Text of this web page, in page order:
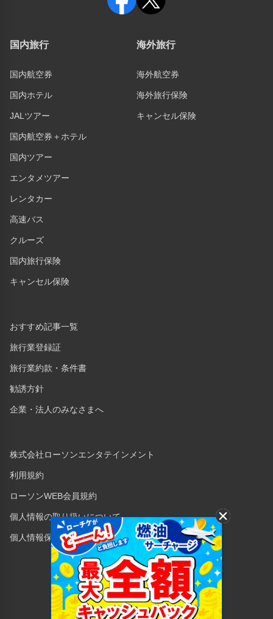
国内旅行
国内航空券
国内ホテル
JALツアー
国内航空券＋ホテル
国内ツアー
エンタメツアー
レンタカー
高速バス
クルーズ
国内旅行保険
キャンセル保険
海外旅行
海外航空券
海外旅行保険
キャンセル保険
おすすめ記事一覧
旅行業登録証
旅行業約款・条件書
勧誘方針
企業・法人のみなさまへ
株式会社ローソンエンタテインメント
利用規約
ローソンWEB会員規約
個人情報の取り扱いについて
個人情報保護方針
Copyright © 1998 Lawson Entertainment, Inc.